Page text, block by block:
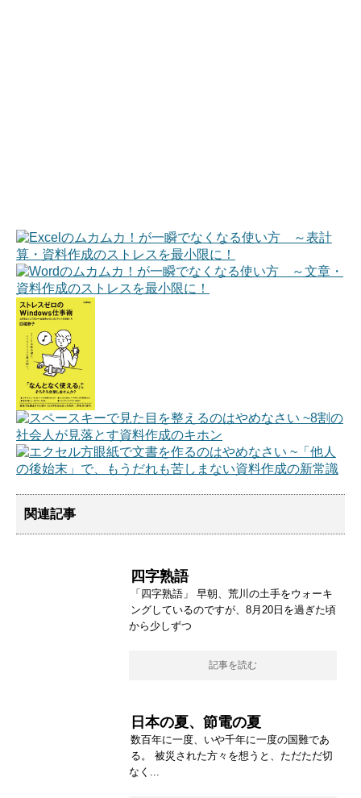
関連記事
四字熟語
「四字熟語」 早朝、荒川の土手をウォーキ
ングしているのですが、8月20日を過ぎた頃
から少しずつ
記事を読む
日本の夏、節電の夏
数百年に一度、いや千年に一度の国難であ
る。 被災された方々を想うと、ただただ切
なく...